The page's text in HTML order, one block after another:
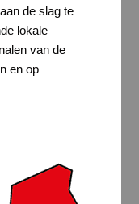
de slag te
lokale
van de
en op